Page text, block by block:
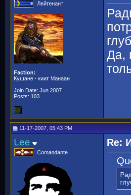
Лейтенант
Faction:
Кушане - киит Манаан
Join Date: Jun 2007
Posts: 103
Да,
11-17-2007, 05:43 PM
Lee
Comandante
Re: